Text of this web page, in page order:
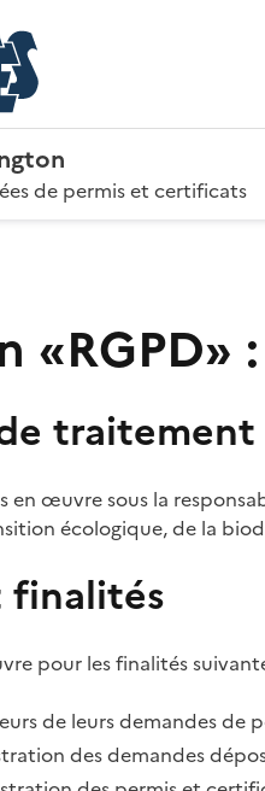
de permis et certificats
traitement
en œuvre sous la
écologique, de la
finalités
pour les finalités
de leurs demandes
des demandes